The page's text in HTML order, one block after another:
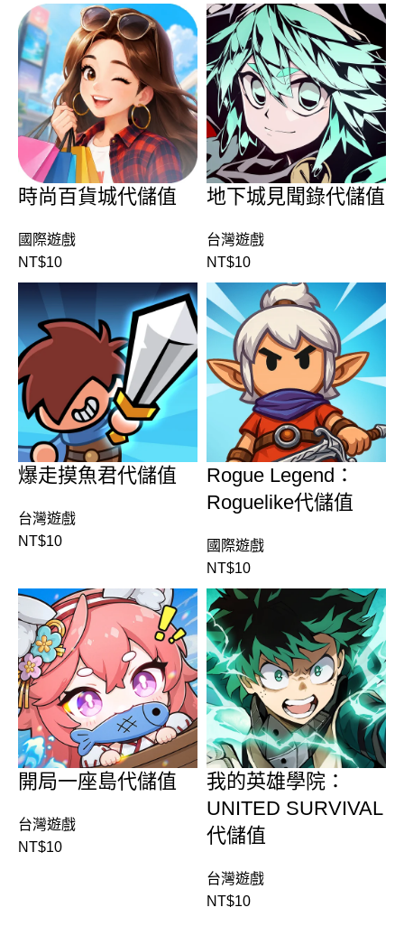
時尚百貨城代儲值
國際遊戲
NT$10
地下城見聞錄代儲值
台灣遊戲
NT$10
爆走摸魚君代儲值
台灣遊戲
NT$10
Rogue Legend：
Roguelike代儲值
國際遊戲
NT$10
開局一座島代儲值
台灣遊戲
NT$10
我的英雄學院：
UNITED SURVIVAL
代儲值
台灣遊戲
NT$10